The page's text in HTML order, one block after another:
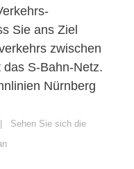
Sie ans Ziel
zwischen
S-Bahn-Netz.
Nürnberg
Sehen Sie sich die